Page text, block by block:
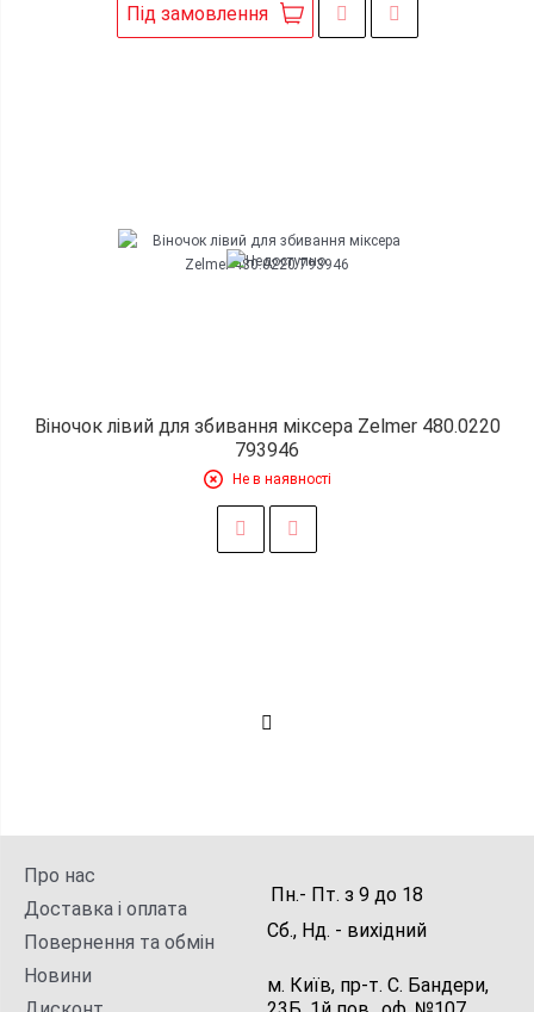
Під замовлення
Віночок лівий для збивання міксера Zelmer 480.0220
793946
Не в наявності
Про нас
Доставка і оплата
Повернення та обмін
Новини
Пн.- Пт. з 9 до 18
Сб., Нд. - вихідний
м. Київ, пр-т. С. Бандери,